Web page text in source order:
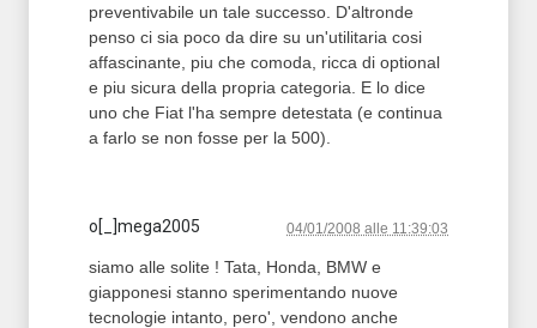
preventivabile un tale successo. D'altronde
penso ci sia poco da dire su un'utilitaria cosi
affascinante, piu che comoda, ricca di optional
e piu sicura della propria categoria. E lo dice
uno che Fiat l'ha sempre detestata (e continua
a farlo se non fosse per la 500).
o[_]mega2005 04/01/2008 alle 11:39:03
siamo alle solite ! Tata, Honda, BMW e
giapponesi stanno sperimentando nuove
tecnologie intanto, pero', vendono anche